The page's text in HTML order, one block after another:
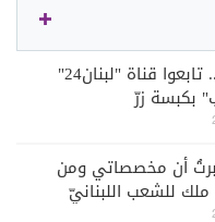
أخبار مهمّة جداً.. تابعوا قناة "لبنان24"
بكبسة زرّ
أن مخصصاتي ومن
للشعب اللبنانيّ